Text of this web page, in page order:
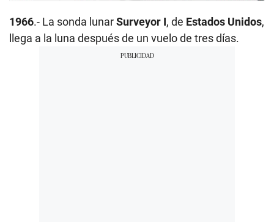
1966.- La sonda lunarSurveyor I, de Estados Unidos,
llega a la luna después de un vuelo de tres días.